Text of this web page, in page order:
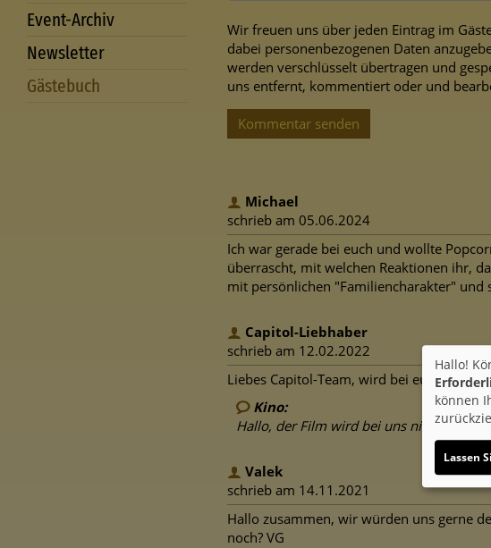
Event-Archiv
Newsletter
Gästebuch
Wir freuen uns über jeden Eintrag im
dabei personenbezogenen Daten
werden verschlüsselt übertragen und
uns entfernt, kommentiert oder und
Kommentar senden
Michael
schrieb am 05.06.2024
Ich war gerade bei euch und wollte
überrascht, mit welchen Reaktionen ihr,
mit persönlichen "Familiencharakter" und
Capitol-Liebhaber
schrieb am 12.02.2022
Liebes Capitol-Team, wird bei euch der
Kino:
Hallo, der Film wird bei uns nicht laufen.
Valek
schrieb am 14.11.2021
Hallo zusammen, wir würden uns gerne
noch? VG
Hallo!
können
Lassen